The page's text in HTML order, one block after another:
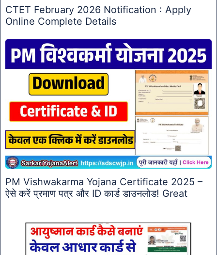
CTET February 2026 Notification : Apply
Online Complete Details
PM Vishwakarma Yojana Certificate 2025 –
ऐसे करें प्रमाण पत्र और ID कार्ड डाउनलोड! Great